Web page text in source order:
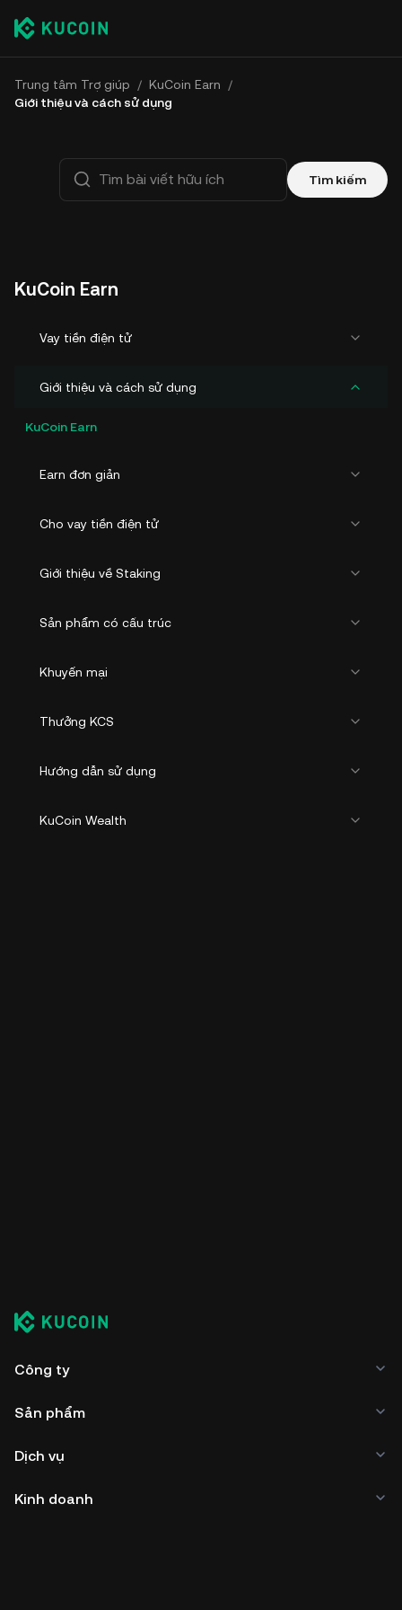
Trung tâm Trợ giúp / KuCoin Earn
/
Giới thiệu và cách sử dụng
Tìm kiếm
KuCoin Earn
Vay tiền điện tử
Giới thiệu và cách sử dụng
KuCoin Earn
Earn đơn giản
Cho vay tiền điện tử
Giới thiệu về Staking
Sản phẩm có cấu trúc
Khuyến mại
Thưởng KCS
Hướng dẫn sử dụng
KuCoin Wealth
Công ty
Sản phẩm
Dịch vụ
Kinh doanh